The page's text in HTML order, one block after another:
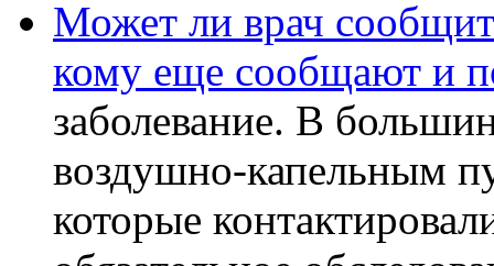
Может ли врач
кому еще сообщают и
заболевание. В
воздушно-капельным
которые